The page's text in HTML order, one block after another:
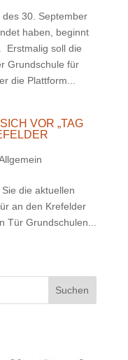
30. September
haben, beginnt
Erstmalig soll die
Grundschule für
die Plattform...
VOR „TAG
die aktuellen
an den Krefelder
Tür Grundschulen...
Suchen